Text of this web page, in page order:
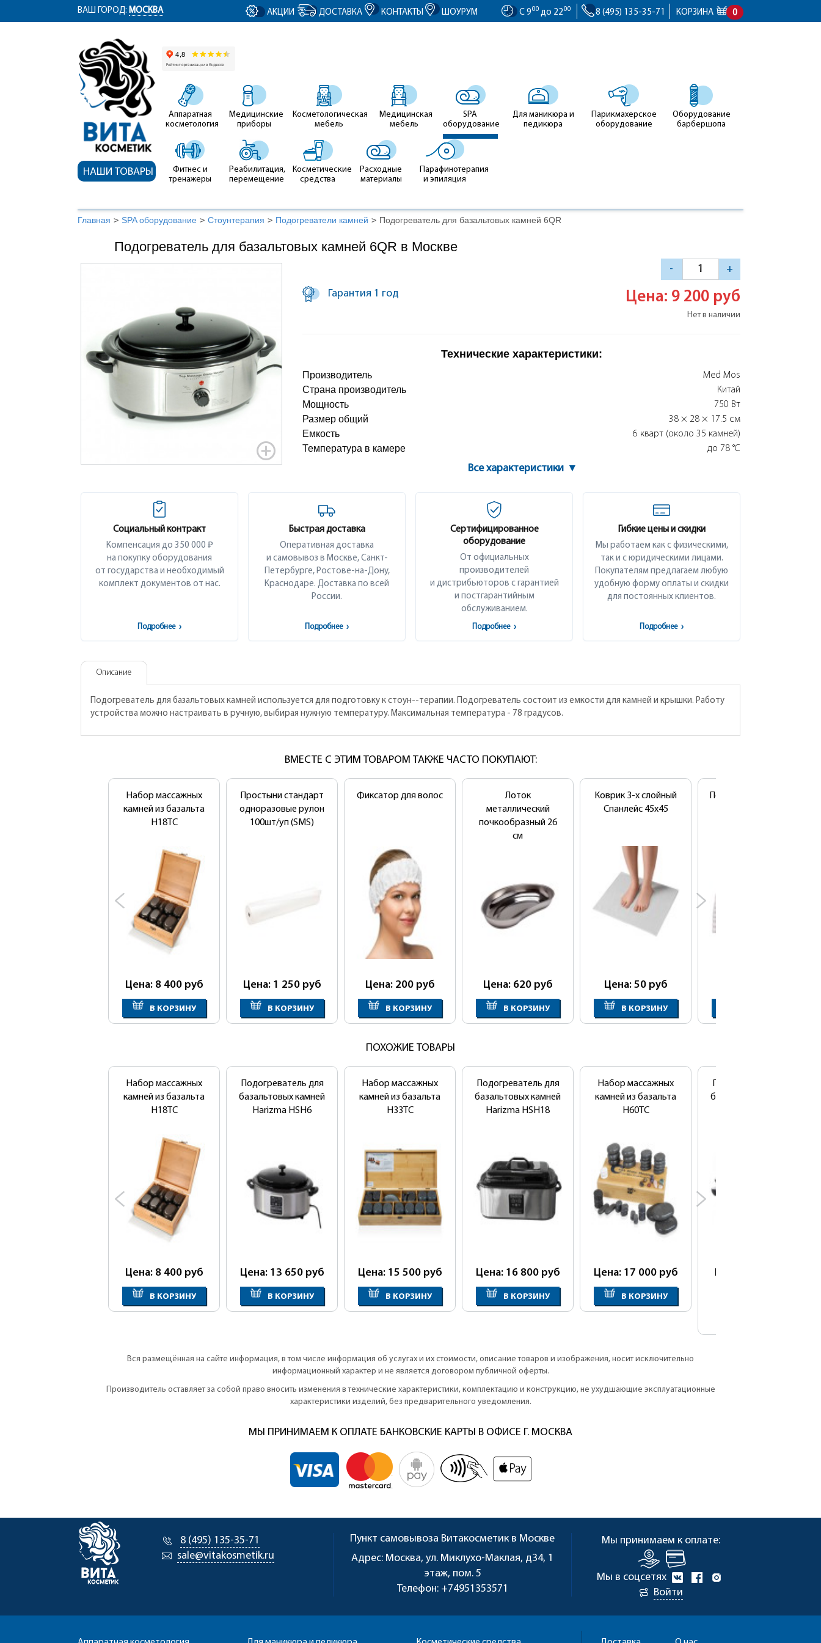
ym(12767704, 'getClientID', function(clientID) { document.getElementById('clientID').value = clientID; });
ВАШ ГОРОД: МОСКВА АКЦИИ ДОСТАВКА КОНТАКТЫ ШОУРУМ С 900 до 2200 8 (495) 135-35-71 КОРЗИНА 0
НАШИ ТОВАРЫ
Аппаратная
косметология
Медицинские
приборы
Косметологическая
мебель
Медицинская
мебель
SPA
оборудование
Для маникюра и
педикюра
Парикмахерское
оборудование
Оборудование
барбершопа
Фитнес и
тренажеры
Реабилитация,
перемещение
Косметические
средства
Расходные
материалы
Парафинотерапия
и эпиляция
Главная > SPA оборудование > Стоунтерапия > Подогреватели камней > Подогреватель для базальтовых камней 6QR
Подогреватель для базальтовых камней 6QR в Москве
- +
Гарантия 1 год Цена: 9 200 руб
Нет в наличии
Технические характеристики:
Производитель Med Mos
Страна производитель Китай
Мощность 750 Вт
Размер общий 38 × 28 × 17.5 см
Емкость 6 кварт (около 35 камней)
Температура в камере до 78 °C
Все характеристики ▾
Социальный контракт
Компенсация до 350 000 ₽
на покупку оборудования
от государства и необходимый
комплект документов от нас.
Подробнее ›
Быстрая доставка
Оперативная доставка
и самовывоз в Москве, Санкт-
Петербурге, Ростове-на-Дону,
Краснодаре. Доставка по всей
России.
Подробнее ›
Сертифицированное
оборудование
От официальных
производителей
и дистрибьюторов с гарантией
и постгарантийным
обслуживанием.
Подробнее ›
Гибкие цены и скидки
Мы работаем как с физическими,
так и с юридическими лицами.
Покупателям предлагаем любую
удобную форму оплаты и скидки
для постоянных клиентов.
Подробнее ›
Описание
Подогреватель для базальтовых камней используется для подготовку к стоун--терапии. Подогреватель состоит из емкости для камней и крышки. Работу
устройства можно настраивать в ручную, выбирая нужную температуру. Максимальная температура - 78 градусов.
ВМЕСТЕ С ЭТИМ ТОВАРОМ ТАКЖЕ ЧАСТО ПОКУПАЮТ:
Набор массажных
камней из базальта
H18TC
Цена: 8 400 руб
В КОРЗИНУ
Простыни стандарт
одноразовые рулон
100шт/уп (SMS)
Цена: 1 250 руб
В КОРЗИНУ
Фиксатор для волос
Цена: 200 руб
В КОРЗИНУ
Лоток
металлический
почкообразный 26
см
Цена: 620 руб
В КОРЗИНУ
Коврик 3-х слойный
Спанлейс 45х45
Цена: 50 руб
В КОРЗИНУ
Полотенце стандарт
ПОХОЖИЕ ТОВАРЫ
Набор массажных
камней из базальта
H18TC
Цена: 8 400 руб
В КОРЗИНУ
Подогреватель для
базальтовых камней
Harizma HSH6
Цена: 13 650 руб
В КОРЗИНУ
Набор массажных
камней из базальта
H33TC
Цена: 15 500 руб
В КОРЗИНУ
Подогреватель для
базальтовых камней
Harizma HSH18
Цена: 16 800 руб
В КОРЗИНУ
Набор массажных
камней из базальта
H60TC
Цена: 17 000 руб
В КОРЗИНУ
базальтовых камней
Цена: 9 050
Вся размещённая на сайте информация, в том числе информация об услугах и их стоимости, описание товаров и изображения, носит исключительно
информационный характер и не является договором публичной оферты.
Производитель оставляет за собой право вносить изменения в технические характеристики, комплектацию и конструкцию, не ухудшающие эксплуатационные
характеристики изделий, без предварительного уведомления.
МЫ ПРИНИМАЕМ К ОПЛАТЕ БАНКОВСКИЕ КАРТЫ В ОФИСЕ Г. МОСКВА
8 (495) 135-35-71
sale@vitakosmetik.ru
Пункт самовывоза Витакосметик в Москве
Адрес: Москва, ул. Миклухо-Маклая, д34, 1
этаж, пом. 5
Телефон: +74951353571
Мы принимаем к оплате:
Мы в соцсетях
Войти